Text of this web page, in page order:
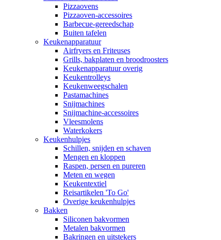
Pizzaovens
Pizzaoven-accessoires
Barbecue-gereedschap
Buiten tafelen
Keukenapparatuur
Airfryers en Friteuses
Grills, bakplaten en broodroosters
Keukenapparatuur overig
Keukentrolleys
Keukenweegschalen
Pastamachines
Snijmachines
Snijmachine-accessoires
Vleesmolens
Waterkokers
Keukenhulpjes
Schillen, snijden en schaven
Mengen en kloppen
Raspen, persen en pureren
Meten en wegen
Keukentextiel
Reisartikelen 'To Go'
Overige keukenhulpjes
Bakken
Siliconen bakvormen
Metalen bakvormen
Bakringen en uitstekers